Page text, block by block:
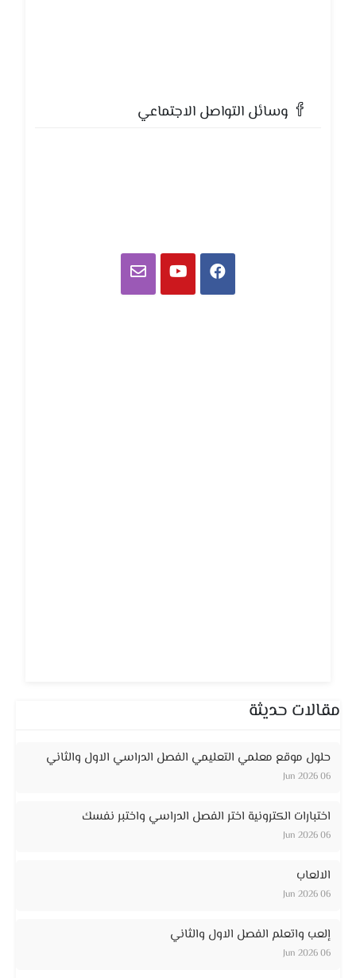
وسائل التواصل الاجتماعي
مقالات حديثة
حلول موقع معلمي التعليمي الفصل الدراسي الاول والثاني
06 Jun 2026
اختبارات الكترونية اختر الفصل الدراسي واختبر نفسك
06 Jun 2026
الالعاب
06 Jun 2026
إلعب واتعلم الفصل الاول والثاني
06 Jun 2026